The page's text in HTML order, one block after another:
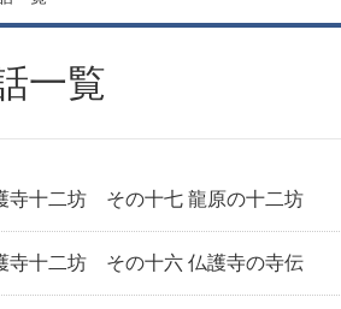
一覧
寺十二坊 その十七 龍原の十二坊
寺十二坊 その十六 仏護寺の寺伝